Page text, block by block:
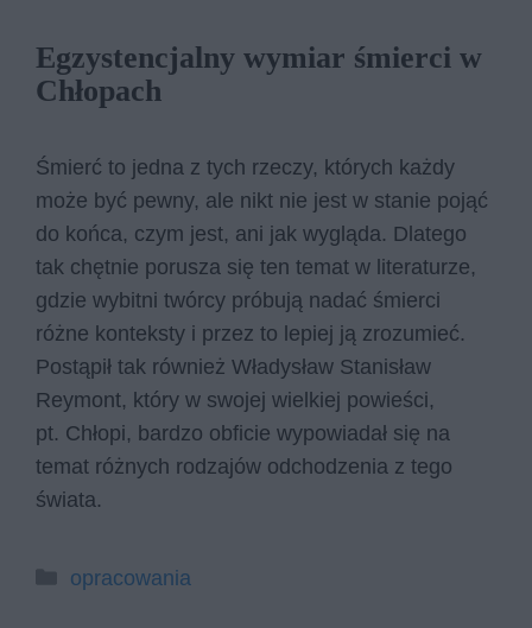
Egzystencjalny wymiar śmierci w
Chłopach
Śmierć to jedna z tych rzeczy, których każdy
może być pewny, ale nikt nie jest w stanie pojąć
do końca, czym jest, ani jak wygląda. Dlatego
tak chętnie porusza się ten temat w literaturze,
gdzie wybitni twórcy próbują nadać śmierci
różne konteksty i przez to lepiej ją zrozumieć.
Postąpił tak również Władysław Stanisław
Reymont, który w swojej wielkiej powieści,
pt. Chłopi, bardzo obficie wypowiadał się na
temat różnych rodzajów odchodzenia z tego
świata.
Kategorie
opracowania